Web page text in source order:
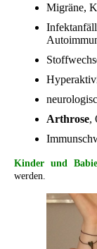
Migräne,
Arthrose,
Kinder und
werden.